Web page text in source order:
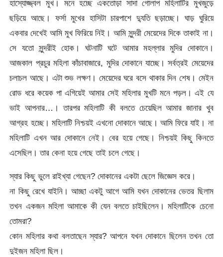
হাস্যোজ্জ্বল মুখ। মনে হচ্ছে একতোড়া সাদা গোলাপ মহিলাটির মুখজুড়ে
ছড়িয়ে আছে। ফর্সা মুখের হাসিটা চারপাশে দ্যুতি ছড়াচ্ছে। ঘাড় ঘুরিয়ে
একবার দেখেই আমি মুখ ফিরিয়ে নিই। আমি সুন্দরী মেয়েদের দিকে তাকাই না।
সে যতো সুন্দরীই হোক। ঘটনাটি ঘটে আমার মহল্লার মুদির দোকানে।
আজকাল প্রচুর মহিলা কাঁচাবাজারে, মুদির দোকানে যাচ্ছে। সর্বত্রই মেয়েদের
চলাচল আছে। এটা শুভ লক্ষণ। মেয়েদের ঘরে বসে থাকার দিন শেষ। মেইন
রোড ধরে কয়েক পা এগিয়েই আমার সেই মহিলার মুখটি মনে পড়ল। এই যে
ভাই আপনার…। তারপর মহিলাটি কী বলতে চেয়েছিল আমার জানার খুব
আগ্রহ হচ্ছে। মহিলাটি নিশ্চয়ই এখনো দোকানে আছে। আমি ফিরে যাই। না
মহিলাটি এখন আর দোকানে নেই। বের হয়ে গেছে। নিশ্চয়ই কিছু কিনতে
এসেছিল। তার কেনা হয়ে গেছে তাই চলে গেছে।
স্যার কিছু ভুলে রাইখ্যা গেছেন? দোকানের একটা ছেলে জিজ্ঞেস করে।
না কিছু রেখে যাইনি। আচ্ছা একটু আগে আমি যখন দোকানের ভেতর ছিলাম
তখন একজন মহিলা আমাকে কী যেন বলতে চাইছিলেন। মহিলাটিকে চেনো
তোমরা?
কোন মহিলার কথা বলতাছেন স্যার? আপনে যখন দোকানে ছিলেন তখন তো
দুইজন মহিলা ছিল।